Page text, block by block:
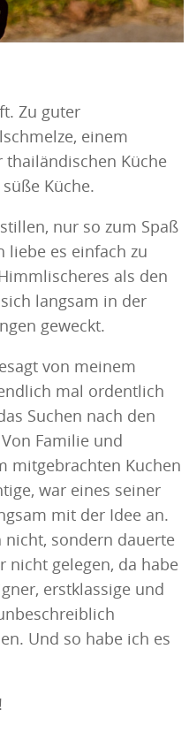
Zu guter
einem
thailändischen Küche
Küche.
nur so zum Spaß
liebe es einfach zu
als den
langsam in der
geweckt.
von meinem
mal ordentlich
Suchen nach den
Familie und
mitgebrachten Kuchen
war eines seiner
mit der Idee an.
sondern dauerte
nicht gelegen, da habe
erstklassige und
Und so habe ich es